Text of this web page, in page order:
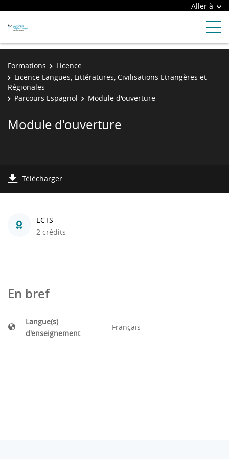
Aller à
Formations
Licence
Licence Langues, Littératures, Civilisations Etrangères et
Régionales
Parcours Espagnol
Module d'ouverture
Module d'ouverture
Télécharger
ECTS
2 crédits
En bref
Langue(s)
d'enseignement
Français